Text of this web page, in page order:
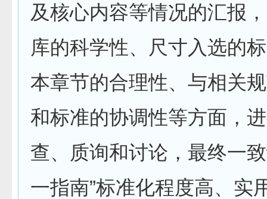
及核心内容等情况的汇报
库的科学性、尺寸入选的
本章节的合理性、与相关
和标准的协调性等方面，
查、质询和讨论，最终一
一指南”标准化程度高、实